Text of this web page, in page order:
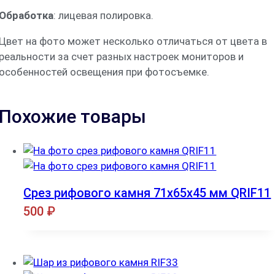
: лицевая полировка.
на фото может несколько отличаться от цвета в
за счет разных настроек мониторов и
освещения при фотосъемке.
товары
Срез рифового камня 71x65x45 мм QRIF11
500 ₽